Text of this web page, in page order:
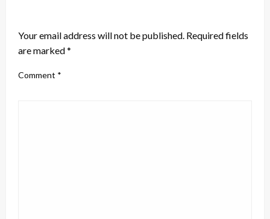
Your email address will not be published. Required fields
are marked*
Comment *